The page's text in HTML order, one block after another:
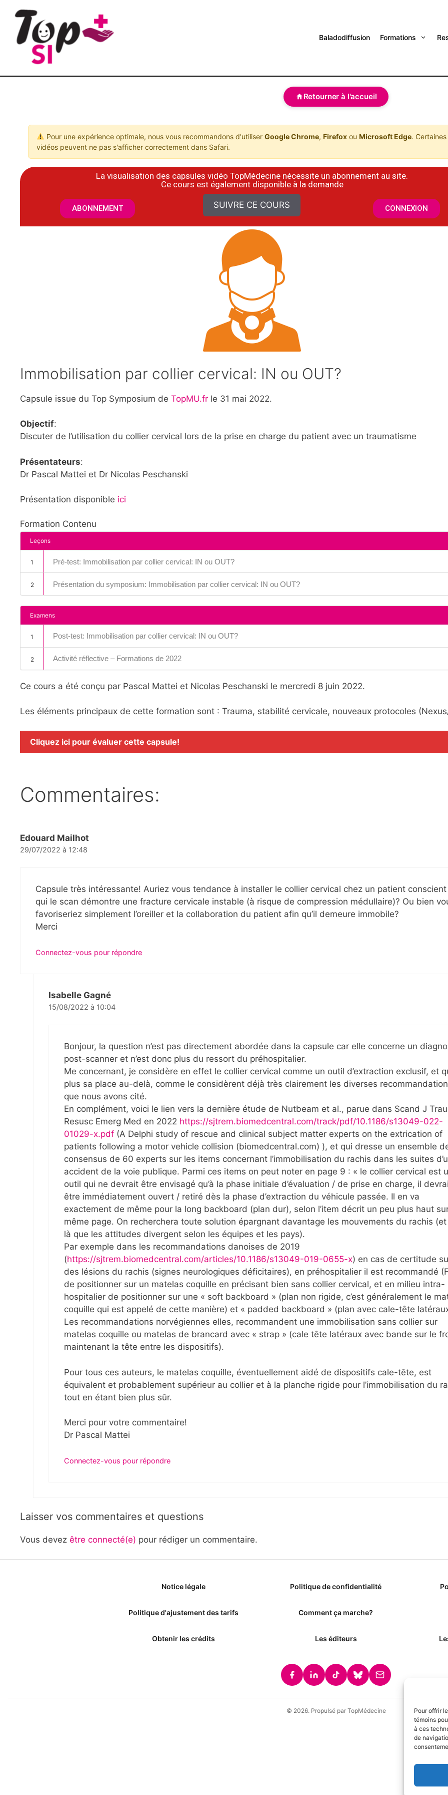
Pour offrir
témoins
à ces
de
Baladodiffusion Formations
Retourner à l'accueil
Pour une expérience optimale, nous vous recommandons d'utiliser Google Chrome, Firefoxou Microsoft Edge. Certaines
vidéos peuvent ne pas s'afficher correctement dans Safari.
La visualisation des capsules vidéo TopMédecine nécessite un abonnement au site.
​Ce cours est également disponible à la demande
ABONNEMENT SUIVRE CE COURS CONNEXION
Immobilisation par collier cervical: IN ou OUT?
Capsule issue du Top Symposium de TopMU.fr le 31 mai 2022.
Objectif:
Discuter de l’utilisation du collier cervical lors de la prise en charge du patient avec un traumatisme
Présentateurs:
Dr Pascal Mattei et Dr Nicolas Peschanski
Présentation disponible ici
Formation Contenu
Leçons
1 Pré-test: Immobilisation par collier cervical: IN ou OUT?
2 Présentation du symposium: Immobilisation par collier cervical: IN ou OUT?
Examens
1 Post-test: Immobilisation par collier cervical: IN ou OUT?
2 Activité réflective – Formations de 2022
Ce cours a été conçu par Pascal Mattei et Nicolas Peschanski le mercredi 8 juin 2022.
Les éléments principaux de cette formation sont : Trauma, stabilité cervicale, nouveaux protocoles
Cliquez ici pour évaluer cette capsule!
Commentaires:
Edouard Mailhot
29/07/2022 à 12:48
Capsule très intéressante! Auriez vous tendance à installer le collier cervical chez un patient
qui le scan démontre une fracture cervicale instable (à risque de compression médullaire)? Ou bien
favoriseriez simplement l’oreiller et la collaboration du patient afin qu’il demeure immobile?
Merci
Connectez-vous pour répondre
Isabelle Gagné
15/08/2022 à 10:04
Bonjour, la question n’est pas directement abordée dans la capsule car elle concerne un
post-scanner et n’est donc plus du ressort du préhospitalier.
Me concernant, je considère en effet le collier cervical comme un outil d’extraction exclusif, et
plus sa place au-delà, comme le considèrent déjà très clairement les diverses
que nous avons cité.
En complément, voici le lien vers la dernière étude de Nutbeam et al., parue dans Scand J
Resusc Emerg Med en 2022 https://sjtrem.biomedcentral.com/track/pdf/10.1186/s13049-022-
01029-x.pdf(A Delphi study of rescue and clinical subject matter experts on the extrication of
patients following a motor vehicle collision (biomedcentral.com) ), et qui dresse un ensemble
consensus de 60 experts sur les items concernant l’immobilisation du rachis dans les suites
accident de la voie publique. Parmi ces items on peut noter en page 9 : « le collier cervical est
outil qui ne devrait être envisagé qu’à la phase initiale d’évaluation / de prise en charge, il
être immédiatement ouvert / retiré dès la phase d’extraction du véhicule passée. Il en va
exactement de même pour la long backboard (plan dur), selon l’item décrit un peu plus haut
même page. On recherchera toute solution épargnant davantage les mouvements du rachis (et
là que les attitudes divergent selon les équipes et les pays).
Par exemple dans les recommandations danoises de 2019
(https://sjtrem.biomedcentral.com/articles/10.1186/s13049-019-0655-x) en cas de certitude
des lésions du rachis (signes neurologiques déficitaires), en préhospitalier il est recommandé
de positionner sur un matelas coquille en précisant bien sans collier cervical, et en milieu intra-
hospitalier de positionner sur une « soft backboard » (plan non rigide, c’est généralement le
coquille qui est appelé de cette manière) et « padded backboard » (plan avec cale-tête
Les recommandations norvégiennes elles, recommandent une immobilisation sans collier sur
matelas coquille ou matelas de brancard avec « strap » (cale tête latéraux avec bande sur le
maintenant la tête entre les dispositifs).
Pour tous ces auteurs, le matelas coquille, éventuellement aidé de dispositifs cale-tête, est
équivalent et probablement supérieur au collier et à la planche rigide pour l’immobilisation du
tout en étant bien plus sûr.
Merci pour votre commentaire!
Dr Pascal Mattei
Connectez-vous pour répondre
Laisser vos commentaires et questions
Vous devez être connecté(e) pour rédiger un commentaire.
Notice légale Politique de confidentialité
Politique d'ajustement des tarifs Comment ça marche?
Obtenir les crédits Les éditeurs
© 2026. Propulsé par TopMédecine